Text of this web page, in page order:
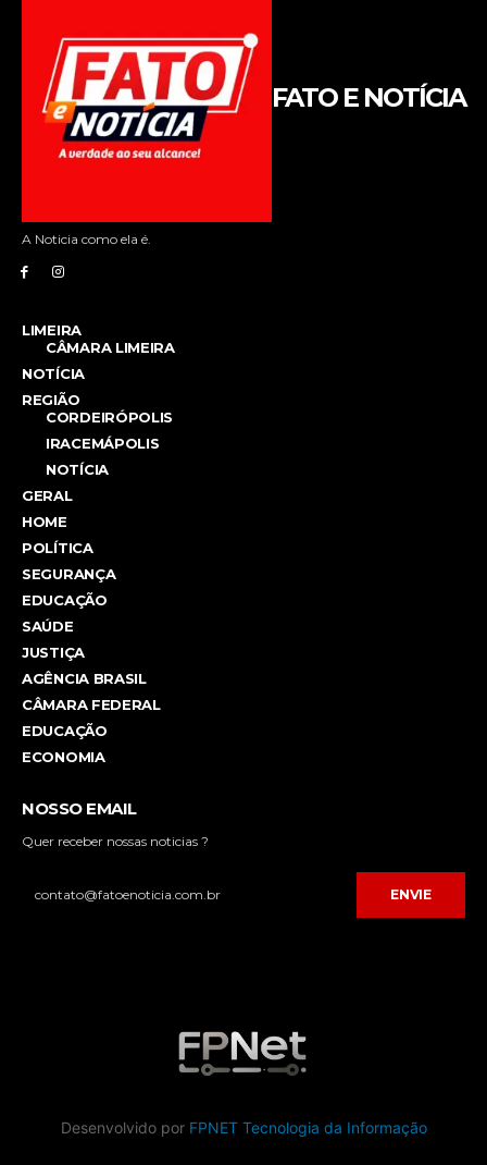
FATO E NOTÍCIA
A Noticia como ela é.
LIMEIRA
CÂMARA LIMEIRA
NOTÍCIA
REGIÃO
CORDEIRÓPOLIS
IRACEMÁPOLIS
NOTÍCIA
GERAL
HOME
POLÍTICA
SEGURANÇA
EDUCAÇÃO
SAÚDE
JUSTIÇA
AGÊNCIA BRASIL
CÂMARA FEDERAL
EDUCAÇÃO
ECONOMIA
NOSSO EMAIL
Quer receber nossas noticias ?
ENVIE
Desenvolvido por FPNET Tecnologia da Informação